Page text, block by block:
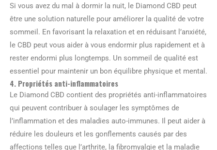
Si vous avez du mal à dormir la nuit, le Diamond CBD peut
être une solution naturelle pour améliorer la qualité de votre
sommeil. En favorisant la relaxation et en réduisant l’anxiété,
le CBD peut vous aider à vous endormir plus rapidement et à
rester endormi plus longtemps. Un sommeil de qualité est
essentiel pour maintenir un bon équilibre physique et mental.
4. Propriétés anti-inflammatoires
Le Diamond CBD contient des propriétés anti-inflammatoires
qui peuvent contribuer à soulager les symptômes de
l’inflammation et des maladies auto-immunes. Il peut aider à
réduire les douleurs et les gonflements causés par des
affections telles que l’arthrite, la fibromyalgie et la maladie